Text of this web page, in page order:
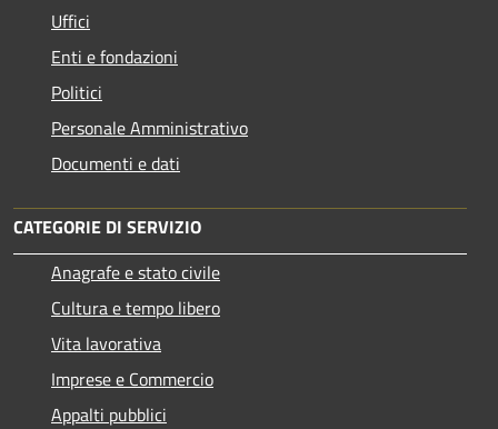
Uffici
Enti e fondazioni
Politici
Personale Amministrativo
Documenti e dati
CATEGORIE DI SERVIZIO
Anagrafe e stato civile
Cultura e tempo libero
Vita lavorativa
Imprese e Commercio
Appalti pubblici